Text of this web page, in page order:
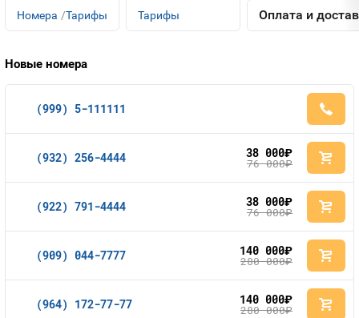
Номера Тарифы Тарифы Оплата и
Новые номера
(999) 5-111111
(932) 256-4444 38 000руб.
76 000руб.
(922) 791-4444 38 000руб.
76 000руб.
(909) 044-7777 140 000руб.
280 000руб.
(964) 172-77-77 140 000руб.
280 000руб.